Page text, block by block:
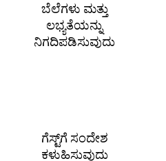
ಬೆಲೆಗಳು ಮತ್ತು
ಲಭ್ಯತೆಯನ್ನು
ನಿಗದಿಪಡಿಸುವುದು
ಗೆಸ್ಟ್‌ಗೆ ಸಂದೇಶ
ಕಳುಹಿಸುವುದು